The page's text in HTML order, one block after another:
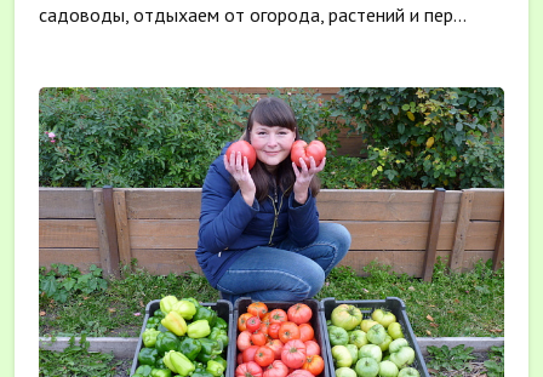
садоводы, отдыхаем от огорода, растений и пер...